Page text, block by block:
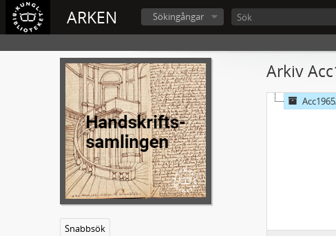
ARKEN Sökingångar
Snabbsök
Arkiv